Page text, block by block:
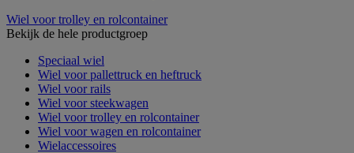
Wiel voor trolley en rolcontainer
Bekijk de hele productgroep
Speciaal wiel
Wiel voor pallettruck en heftruck
Wiel voor rails
Wiel voor steekwagen
Wiel voor trolley en rolcontainer
Wiel voor wagen en rolcontainer
Wielaccessoires